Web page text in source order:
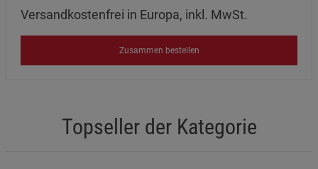
Versandkostenfrei in Europa, inkl. MwSt.
Zusammen bestellen
Topseller der Kategorie